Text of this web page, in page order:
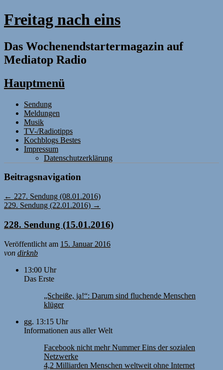
Freitag nach eins
Das Wochenendstartermagazin auf
Mediatop Radio
Hauptmenü
Zum
Inhalt
springen
Sendung
Meldungen
Musik
TV-/Radiotipps
Kochblogs Bestes
Impressum
Datenschutzerklärung
Beitragsnavigation
← 227. Sendung (08.01.2016)
229. Sendung (22.01.2016) →
228. Sendung (15.01.2016)
Veröffentlicht am 15. Januar 2016
von dirknb
13:00 Uhr
Das Erste
„Scheiße, ja!“: Darum sind fluchende Menschen
klüger
gg. 13:15 Uhr
Informationen aus aller Welt
Facebook nicht mehr Nummer Eins der sozialen
Netzwerke
4,2 Milliarden Menschen weltweit ohne Internet